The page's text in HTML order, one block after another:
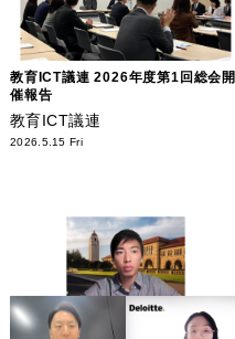
教育ICT議連 2026年度第1回総会開
催報告
教育ICT議連
2026.5.15 Fri